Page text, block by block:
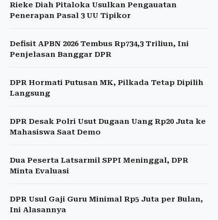
Rieke Diah Pitaloka Usulkan Pengauatan
Penerapan Pasal 3 UU Tipikor
Defisit APBN 2026 Tembus Rp734,3 Triliun, Ini
Penjelasan Banggar DPR
DPR Hormati Putusan MK, Pilkada Tetap Dipilih
Langsung
DPR Desak Polri Usut Dugaan Uang Rp20 Juta ke
Mahasiswa Saat Demo
Dua Peserta Latsarmil SPPI Meninggal, DPR
Minta Evaluasi
DPR Usul Gaji Guru Minimal Rp5 Juta per Bulan,
Ini Alasannya